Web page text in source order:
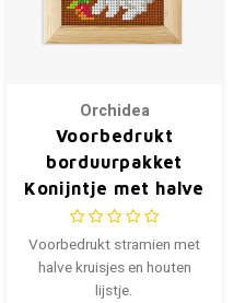
Orchidea
Voorbedrukt
borduurpakket
Konijntje met halve
kruisjes 11 x 11 cm
Voorbedrukt stramien met
halve kruisjes en houten
lijstje.